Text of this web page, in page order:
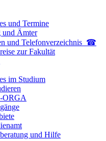
und Termine
und Ämter
und Telefon­verzeichnis ☎
zur Fakultät
im Studium
ORGA
und Hilfe